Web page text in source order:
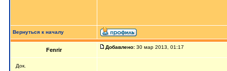
Вернуться к началу
Fenrir Добавлено: 30 мар 2013, 01:17
Док.